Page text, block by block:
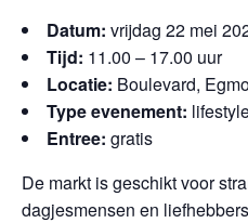
Datum: vrijdag 22 mei
Tijd: 11.00 – 17.00 uur
Locatie: Boulevard,
Type evenement:
Entree: gratis
De markt is geschikt voor
dagjesmensen en